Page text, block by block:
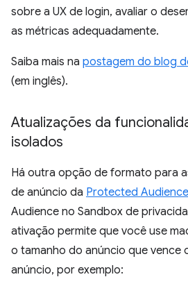
sobre a UX de login, avaliar o
as métricas adequadamente.
Saiba mais na postagem do blog
(em inglês).
Atualizações da
isolados
Há outra opção de formato para
de anúncio da Protected Audience
Audience no Sandbox de
ativação permite que você use
o tamanho do anúncio que vence
anúncio, por exemplo: